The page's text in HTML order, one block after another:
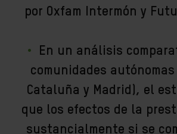
por Oxfam Intermón y
En un análisis
comunidades autónomas
Cataluña y Madrid), el
que los efectos de la
sustancialmente si se